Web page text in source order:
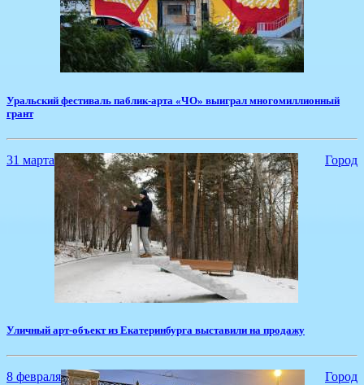
Уральский фестиваль паблик-арта «ЧО» выиграл многомиллионный
грант
31 марта Город
​Уличный арт-объект из Екатеринбурга выставили на продажу
8 февраля Город